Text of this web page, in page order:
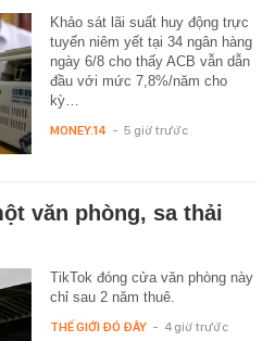
Khảo sát lãi suất huy động trực
tuyến niêm yết tại 34 ngân hàng
ngày 6/8 cho thấy ACB vẫn dẫn
đầu với mức 7,8%/năm cho
kỳ…
MONEY.14 - 5 giờ trước
văn phòng, sa thải
TikTok đóng cửa văn phòng này
chỉ sau 2 năm thuê.
THẾ GIỚI ĐÓ ĐÂY - 4 giờ trước